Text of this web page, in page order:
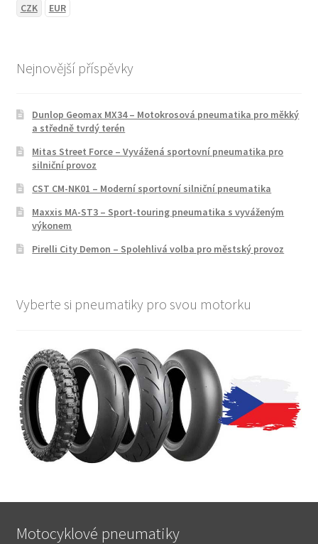
CZK EUR
Nejnovější příspěvky
Dunlop Geomax MX34 – Motokrosová pneumatika pro měkký
a středně tvrdý terén
Mitas Street Force – Vyvážená sportovní pneumatika pro
silniční provoz
CST CM-NK01 – Moderní sportovní silniční pneumatika
Maxxis MA-ST3 – Sport-touring pneumatika s vyváženým
výkonem
Pirelli City Demon – Spolehlivá volba pro městský provoz
Vyberte si pneumatiky pro svou motorku
Motocyklové pneumatiky